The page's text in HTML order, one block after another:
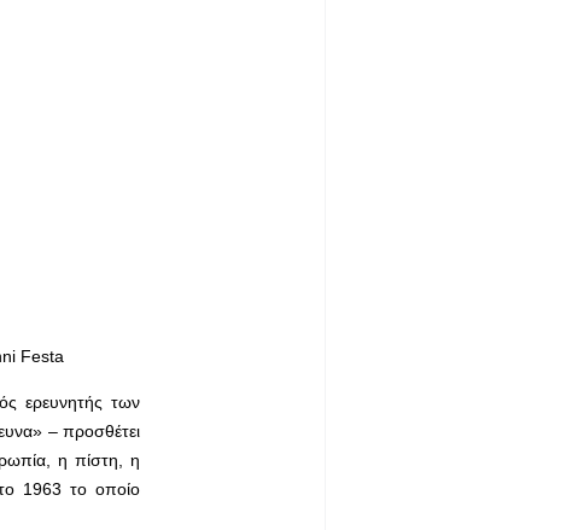
Festa
ερευνητής των
– προσθέτει
η πίστη, η
1963 το οποίο